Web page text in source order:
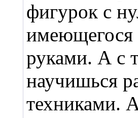
фигурок с
имеющегося
руками. А с
научишься
техниками.